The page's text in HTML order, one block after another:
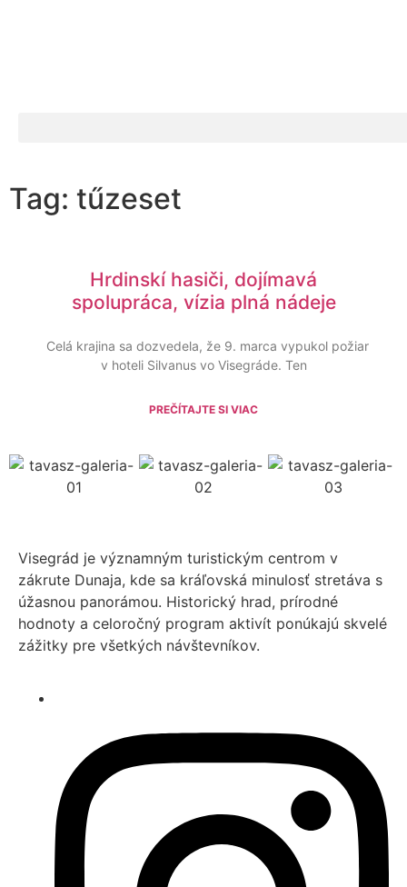
Tag: tűzeset
Hrdinskí hasiči, dojímavá
spolupráca, vízia plná nádeje
Celá krajina sa dozvedela, že 9. marca vypukol požiar
v hoteli Silvanus vo Visegráde. Ten
PREČÍTAJTE SI VIAC
Visegrád je významným turistickým centrom v
zákrute Dunaja, kde sa kráľovská minulosť stretáva s
úžasnou panorámou. Historický hrad, prírodné
hodnoty a celoročný program aktivít ponúkajú skvelé
zážitky pre všetkých návštevníkov.